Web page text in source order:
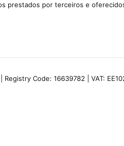
prestados por terceiros e
Code: 16639782 | VAT: